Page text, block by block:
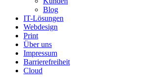
Blog
IT-Lösungen
Webdesign
Print
Über uns
Impressum
Barrierefreiheit
Cloud